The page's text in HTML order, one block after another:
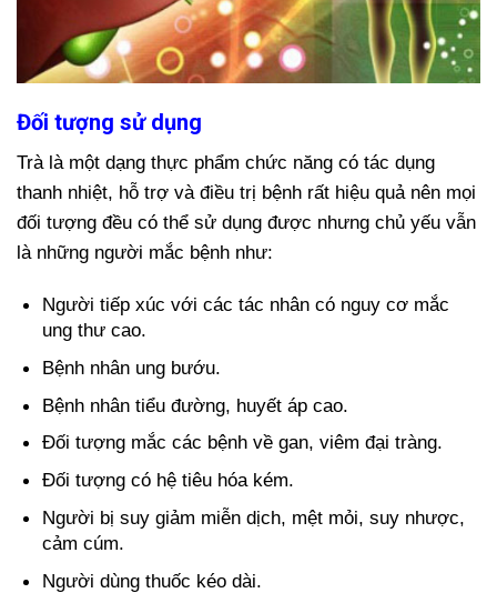
Đối tượng sử dụng
Trà là một dạng thực phẩm chức năng có tác dụng
thanh nhiệt, hỗ trợ và điều trị bệnh rất hiệu quả nên mọi
đối tượng đều có thể sử dụng được nhưng chủ yếu vẫn
là những người mắc bệnh như:
Người tiếp xúc với các tác nhân có nguy cơ mắc
ung thư cao.
Bệnh nhân ung bướu.
Bệnh nhân tiểu đường, huyết áp cao.
Đối tượng mắc các bệnh về gan, viêm đại tràng.
Đối tượng có hệ tiêu hóa kém.
Người bị suy giảm miễn dịch, mệt mỏi, suy nhược,
cảm cúm.
Người dùng thuốc kéo dài.